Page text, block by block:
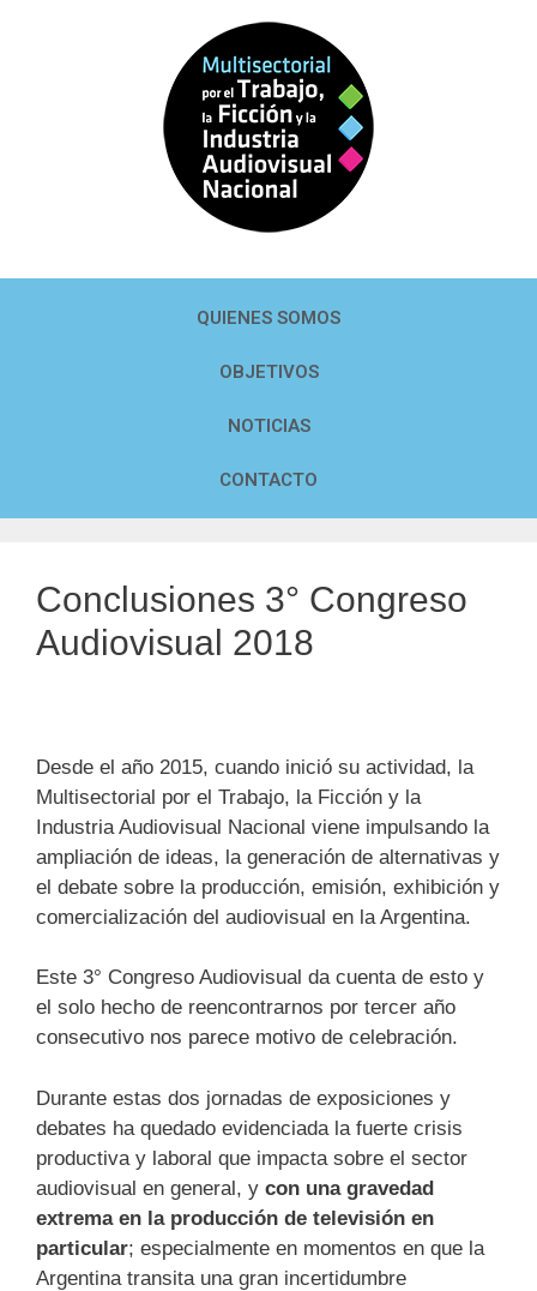
QUIENES SOMOS
OBJETIVOS
NOTICIAS
CONTACTO
Conclusiones 3° Congreso
Audiovisual 2018
Desde el año 2015, cuando inició su actividad, la
Multisectorial por el Trabajo, la Ficción y la
Industria Audiovisual Nacional viene impulsando la
ampliación de ideas, la generación de alternativas y
el debate sobre la producción, emisión, exhibición y
comercialización del audiovisual en la Argentina.
Este 3° Congreso Audiovisual da cuenta de esto y
el solo hecho de reencontrarnos por tercer año
consecutivo nos parece motivo de celebración.
Durante estas dos jornadas de exposiciones y
debates ha quedado evidenciada la fuerte crisis
productiva y laboral que impacta sobre el sector
audiovisual en general, y con una gravedad
extrema en la producción de televisión en
particular; especialmente en momentos en que la
Argentina transita una gran incertidumbre